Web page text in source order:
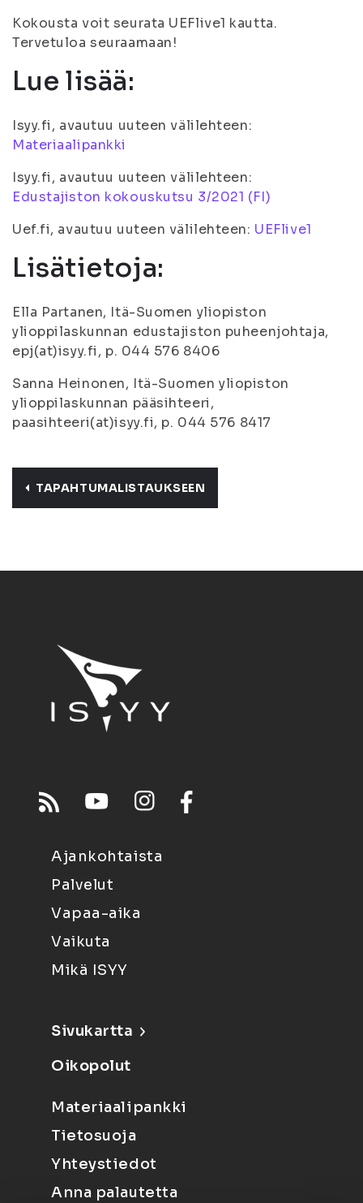
Kokousta voit seurata UEFlive1 kautta.
Tervetuloa seuraamaan!
Lue lisää:
Isyy.fi, avautuu uuteen välilehteen:
Materiaalipankki
Isyy.fi, avautuu uuteen välilehteen:
Edustajiston kokouskutsu 3/2021 (FI)
Uef.fi, avautuu uuteen välilehteen: UEFlive1
Lisätietoja:
Ella Partanen, Itä-Suomen yliopiston
ylioppilaskunnan edustajiston puheenjohtaja,
epj(at)isyy.fi, p. 044 576 8406
Sanna Heinonen, Itä-Suomen yliopiston
ylioppilaskunnan pääsihteeri,
paasihteeri(at)isyy.fi, p. 044 576 8417
TAPAHTUMALISTAUKSEEN
Ajankohtaista
Palvelut
Vapaa-aika
Vaikuta
Mikä ISYY
Sivukartta
Oikopolut
Materiaalipankki
Tietosuoja
Yhteystiedot
Anna palautetta